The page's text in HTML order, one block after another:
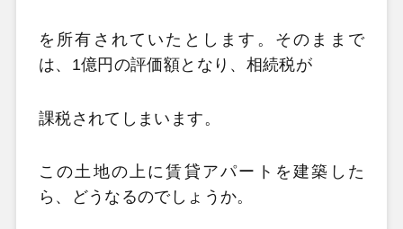
を所有されていたとします。そのままで
は、1億円の評価額となり、相続税が
課税されてしまいます。
この土地の上に賃貸アパートを建築した
ら、どうなるのでしょうか。